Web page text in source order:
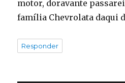
motor, doravante
família Chevrolata daqui
Responder